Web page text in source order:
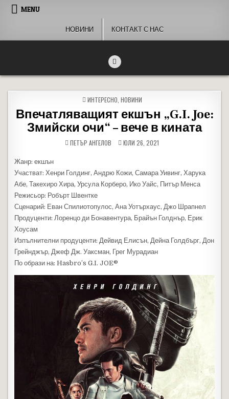
Skip to content
MENU
НОВИНИ КОНТАКТ С НАС
POSTED IN
ИНТЕРЕСНО НОВИНИ
Впечатляващият екшън „G.I. Joe:
Змийски очи“ – вече в кината
ПЕТЪР АНГЕЛОВ ЮЛИ 26, 2021
Жанр: екшън
Участват: Хенри Голдинг, Андрю Кожи, Самара Уивинг, Харука
Абе, Такехиро Хира, Урсула Корберо, Ико Уайс, Питър Менса
Режисьор: Робърт Швентке
Сценарий: Еван Спилиотопулос, Ана Уотърхаус, Джо Шрапнел
Продуценти: Лоренцо ди Бонавентура, Брайън Голднър, Ерик
Хоусам
Изпълнителни продуценти: Дейвид Елисън, Дейна Голдбърг, Дон
Грейнджър, Джеф Дж. Уаксман, Грег Мурадиан
По образи на: Hasbro’s G.I. JOE®